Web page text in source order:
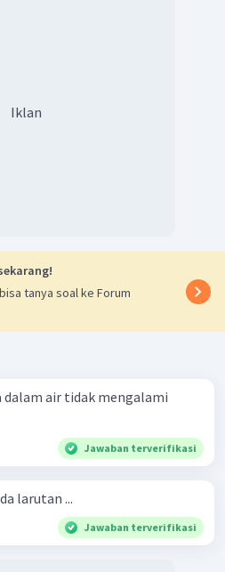
Iklan
tanya soal ke Forum
dalam air tidak mengalami
Jawaban terverifikasi
larutan ...
Jawaban terverifikasi